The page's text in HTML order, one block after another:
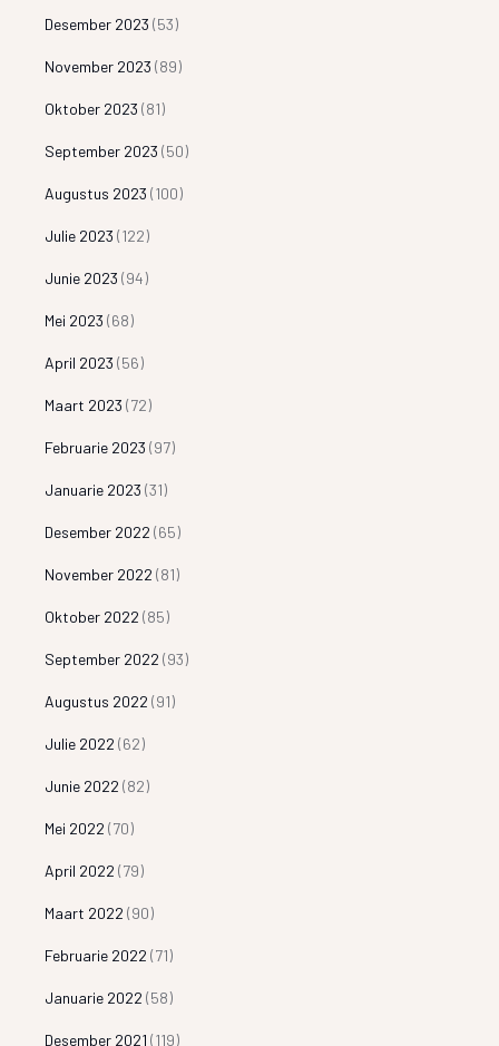
Desember 2023 (53)
November 2023 (89)
Oktober 2023 (81)
September 2023 (50)
Augustus 2023 (100)
Julie 2023 (122)
Junie 2023 (94)
Mei 2023 (68)
April 2023 (56)
Maart 2023 (72)
Februarie 2023 (97)
Januarie 2023 (31)
Desember 2022 (65)
November 2022 (81)
Oktober 2022 (85)
September 2022 (93)
Augustus 2022 (91)
Julie 2022 (62)
Junie 2022 (82)
Mei 2022 (70)
April 2022 (79)
Maart 2022 (90)
Februarie 2022 (71)
Januarie 2022 (58)
Desember 2021 (119)